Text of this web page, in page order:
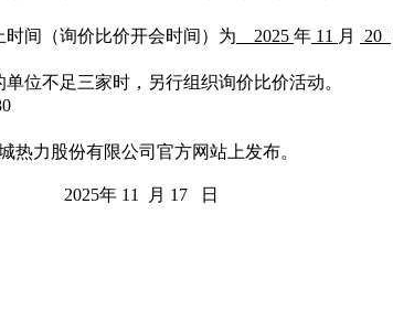
间（询价比价开会时间）为
2025 年 11 月 20
位不足三家时，另行组织询价比价活动。
热力股份有限公司官方网站上发布。
2025年 11 月 17 日